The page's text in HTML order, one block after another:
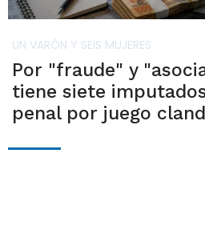
UN VARÓN Y SEIS MUJERES
Por "fraude" y
tiene siete
penal por juego